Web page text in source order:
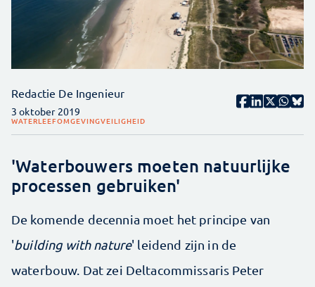
Redactie De Ingenieur
3 oktober 2019
WATERLEEFOMGEVINGVEILIGHEID
'Waterbouwers moeten natuurlijke
processen gebruiken'
De komende decennia moet het principe van
'building with nature' leidend zijn in de
waterbouw. Dat zei Deltacommissaris Peter